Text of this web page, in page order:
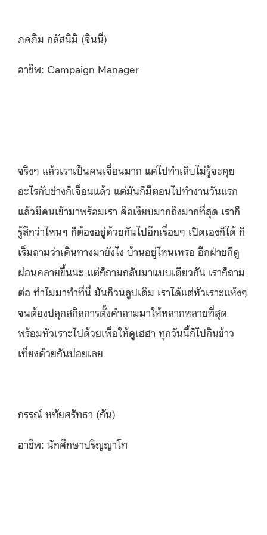
ภคภิม กลัสนิมิ (จินนี่)
อาชีพ: Campaign Manager
จริงๆ แล้วเราเป็นคนเจื่อนมาก แค่ไปทำเล็บไม่รู้จะคุย
อะไรกับช่างก็เจื่อนแล้ว แต่มันก็มีตอนไปทำงานวันแรก
แล้วมีคนเข้ามาพร้อมเรา คือเงียบมากถึงมากที่สุด เราก็
รู้สึกว่าไหนๆ ก็ต้องอยู่ด้วยกันไปอีกเรื่อยๆ เปิดเองก็ได้ ก็
เริ่มถามว่าเดินทางมายังไง บ้านอยู่ไหนเหรอ อีกฝ่ายก็ดู
ผ่อนคลายขึ้นนะ แต่ก็ถามกลับมาแบบเดียวกัน เราก็ถาม
ต่อ ทำไมมาทำที่นี่ มันก็วนลูปเดิม เราได้แต่หัวเราะแห้งๆ
จนต้องปลุกสกิลการตั้งคำถามมาให้หลากหลายที่สุด
พร้อมหัวเราะไปด้วยเพื่อให้ดูเฮฮา ทุกวันนี้ก็ไปกินข้าว
เที่ยงด้วยกันบ่อยเลย
กรรณ์ หทัยศรัทธา (กัน)
อาชีพ: นักศึกษาปริญญาโท